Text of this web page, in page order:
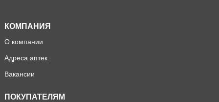
КОМПАНИЯ
О компании
Адреса аптек
Вакансии
ПОКУПАТЕЛЯМ